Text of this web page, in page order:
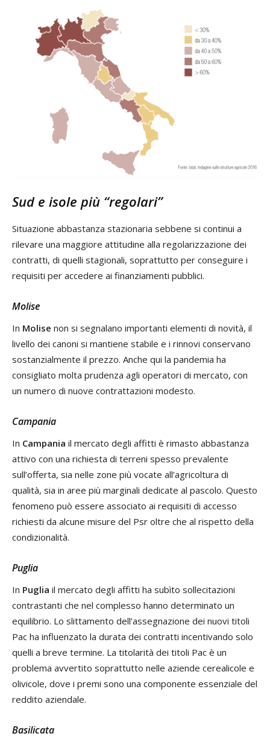
Sud e isole più “regolari”
Situazione abbastanza stazionaria sebbene si continui a
rilevare una maggiore attitudine alla regolarizzazione dei
contratti, di quelli stagionali, soprattutto per conseguire i
requisiti per accedere ai finanziamenti pubblici.
Molise
In Molise non si segnalano importanti elementi di novità, il
livello dei canoni si mantiene stabile e i rinnovi conservano
sostanzialmente il prezzo. Anche qui la pandemia ha
consigliato molta prudenza agli operatori di mercato, con
un numero di nuove contrattazioni modesto.
Campania
In Campania il mercato degli affitti è rimasto abbastanza
attivo con una richiesta di terreni spesso prevalente
sull’offerta, sia nelle zone più vocate all’agricoltura di
qualità, sia in aree più marginali dedicate al pascolo. Questo
fenomeno può essere associato ai requisiti di accesso
richiesti da alcune misure del Psr oltre che al rispetto della
condizionalità.
Puglia
In Puglia il mercato degli affitti ha subìto sollecitazioni
contrastanti che nel complesso hanno determinato un
equilibrio. Lo slittamento dell’assegnazione dei nuovi titoli
Pac ha influenzato la durata dei contratti incentivando solo
quelli a breve termine. La titolarità dei titoli Pac è un
problema avvertito soprattutto nelle aziende cerealicole e
olivicole, dove i premi sono una componente essenziale del
reddito aziendale.
Basilicata